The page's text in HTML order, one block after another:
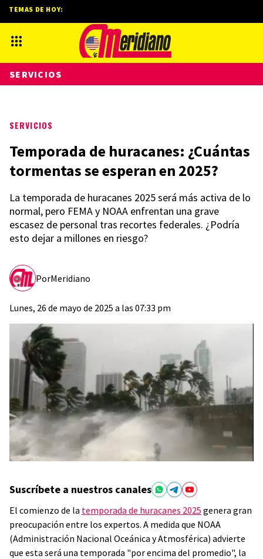
SERVICIOS
Temporada de huracanes: ¿Cuántas
tormentas se esperan en 2025?
La temporada de huracanes 2025 será más activa de lo
normal, pero FEMA y NOAA enfrentan una grave
escasez de personal tras recortes federales. ¿Podría
esto dejar a millones en riesgo?
PorMeridiano
Lunes, 26 de mayo de 2025 a las 07:33 pm
Suscríbete a nuestros canales
El comienzo de la temporada de huracanes 2025 genera gran
preocupación entre los expertos. A medida que NOAA
(Administración Nacional Oceánica y Atmosférica) advierte
que esta será una temporada "por encima del promedio", la
TEMAS DE HOY:
SERVICIOS